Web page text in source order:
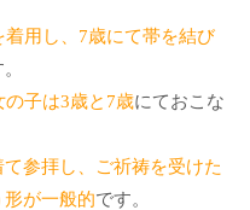
用し、7歳にて帯を結び
の子は3歳と7歳にておこな
て参拝し、ご祈祷を受けた
が一般的です。